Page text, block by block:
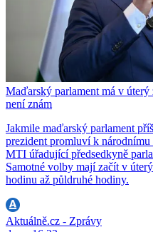
Maďarský parlament má v
není znám
Jakmile maďarský parlament
prezident promluví k národnímu
MTI úřadující předsedkyně
Samotné volby mají začít v
hodinu až půldruhé hodiny.
Aktuálně.cz - Zprávy